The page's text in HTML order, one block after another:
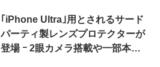
｢iPhone Ultra｣用とされるサード
パーティ製レンズプロテクターが
登場 ｰ 2眼カメラ搭載や一部本体